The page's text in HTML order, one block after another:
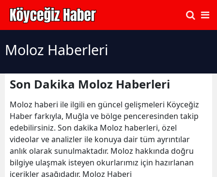
Moloz Haberleri
Son Dakika Moloz Haberleri
Moloz haberi ile ilgili en güncel gelişmeleri Köyceğiz
Haber farkıyla, Muğla ve bölge penceresinden takip
edebilirsiniz. Son dakika Moloz haberleri, özel
videolar ve analizler ile konuya dair tüm ayrıntılar
anlık olarak sunulmaktadır. Moloz hakkında doğru
bilgiye ulaşmak isteyen okurlarımız için hazırlanan
içerikler aşağıdadır. Moloz Haberi